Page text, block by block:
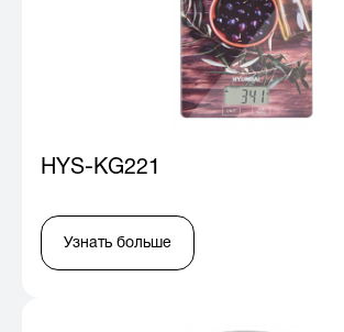
HYS-KG221
Узнать больше